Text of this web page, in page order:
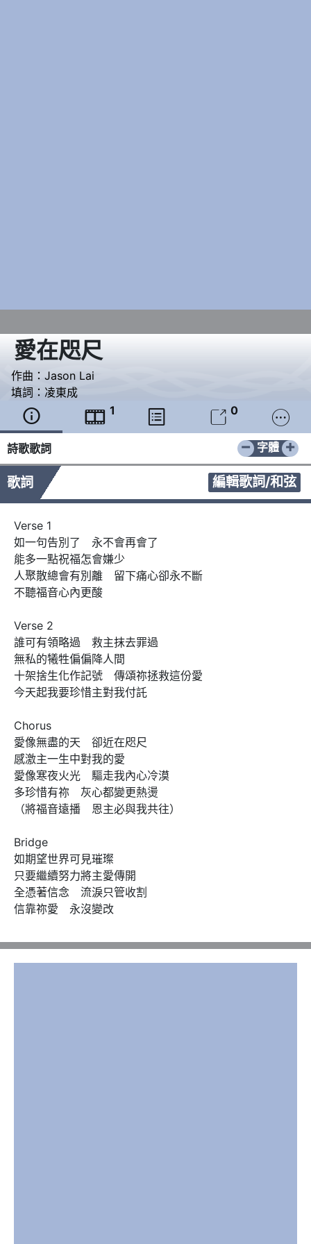
愛在咫尺
作曲： Jason Lai
填詞： 凌東成
  1   0 
詩歌歌詞 − +
字體
歌詞 編輯歌詞/和弦
Verse 1
如一句告別了　永不會再會了
能多一點祝福怎會嫌少
人聚散總會有別離　留下痛心卻永不斷
不聽福音心內更酸
Verse 2
誰可有領略過　救主抹去罪過
無私的犧牲偏偏降人間
十架捨生化作記號　傳頌祢拯救這份愛
今天起我要珍惜主對我付託
Chorus
愛像無盡的天　卻近在咫尺
感激主一生中對我的愛
愛像寒夜火光　驅走我內心冷漠
多珍惜有祢　灰心都變更熱燙
（將福音遠播　恩主必與我共往）
Bridge
如期望世界可見璀璨
只要繼續努力將主愛傳開
全憑著信念　流淚只管收割
信靠祢愛　永沒變改